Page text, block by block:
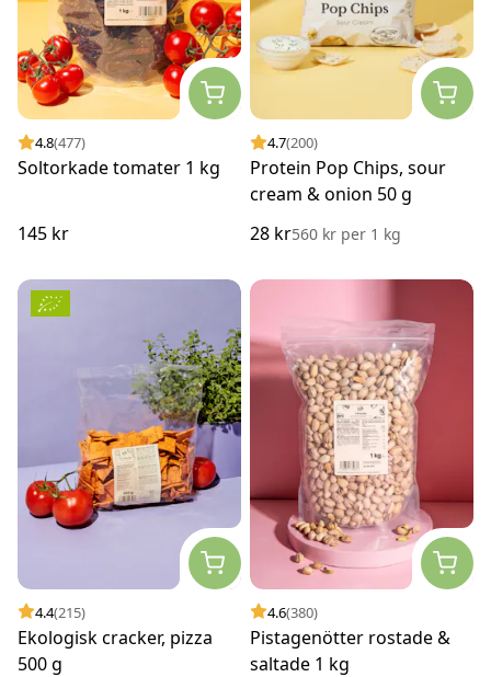
4.8(477)
Soltorkade tomater 1 kg
145 kr
4.7(200)
Protein Pop Chips, sour
cream & onion 50 g
28 kr560 kr per 1 kg
4.4(215)
Ekologisk cracker, pizza
500 g
4.6(380)
Pistagenötter rostade &
saltade 1 kg